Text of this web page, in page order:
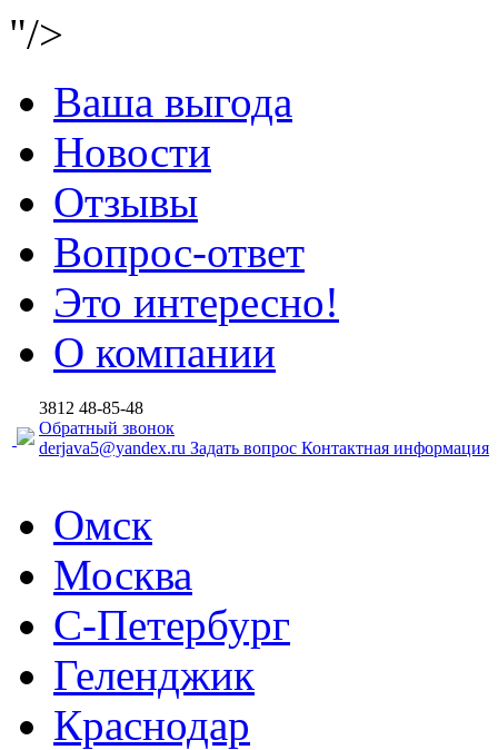
"/>
Ваша выгода
Новости
Отзывы
Вопрос-ответ
Это интересно!
О компании
3812 48-85-48
Обратный звонок
derjava5@yandex.ru Задать вопрос Контактная информация
Омск
Москва
С-Петербург
Геленджик
Краснодар